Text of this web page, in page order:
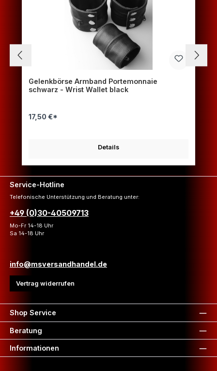
Gelenkbörse Armband Portemonnaie
schwarz - Wrist Wallet black
17,50 €*
Details
Service-Hotline
Telefonische Unterstützung und Beratung unter:
+49 (0)30-40509713
Mo-Fr 14-18 Uhr
Sa 14-18 Uhr
info@msversandhandel.de
Vertrag widerrufen
Shop Service
Beratung
Informationen